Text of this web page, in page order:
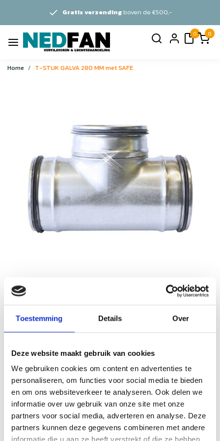
Toestemming Details Over
Deze website maakt gebruik van cookies
We gebruiken cookies om content en advertenties te
personaliseren, om functies voor social media te bieden
en om ons websiteverkeer te analyseren. Ook delen we
informatie over uw gebruik van onze site met onze
partners voor social media, adverteren en analyse. Deze
partners kunnen deze gegevens combineren met andere
Gratis verzendingboven de €500,-
0 0
Home T-STUK GALVA 280 MM met SAFE
Nedfan.NL
T-STUK GALVA 280 MM met SAFE
Schrijf je eigen review
Aantal
Toevoegen aan winkelwagen
Toevoegen aan offerte